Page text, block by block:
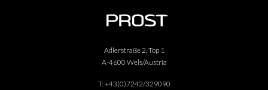
Adlerstraße 2, Top 1
A-4600 Wels/Austria
T: +43(0)7242/329090